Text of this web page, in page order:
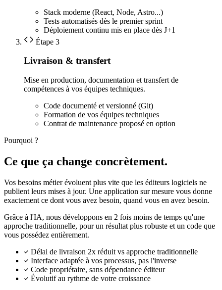
Stack moderne (React, Node, Astro...)
Tests automatisés dès le premier sprint
Déploiement continu mis en place dès J+1
Étape 3
Livraison & transfert
Mise en production, documentation et transfert de
compétences à vos équipes techniques.
Code documenté et versionné (Git)
Formation de vos équipes techniques
Contrat de maintenance proposé en option
Pourquoi ?
Ce que ça change concrètement.
Vos besoins métier évoluent plus vite que les éditeurs logiciels ne
publient leurs mises à jour. Une application sur mesure vous donne
exactement ce dont vous avez besoin, quand vous en avez besoin.
Grâce à l'IA, nous développons en 2 fois moins de temps qu'une
approche traditionnelle, pour un résultat plus robuste et un code que
vous possédez entièrement.
Délai de livraison 2x réduit vs approche traditionnelle
Interface adaptée à vos processus, pas l'inverse
Code propriétaire, sans dépendance éditeur
Évolutif au rythme de votre croissance